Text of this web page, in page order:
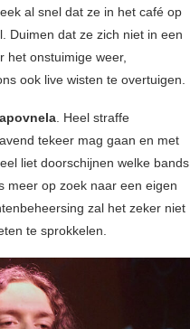
al snel dat ze in het café op
Duimen dat ze zich niet in een
het onstuimige weer,
ook live wisten te overtuigen.
. Heel straffe
tekeer mag gaan en met
liet doorschijnen welke bands
meer op zoek naar een eigen
zal het zeker niet
te sprokkelen.